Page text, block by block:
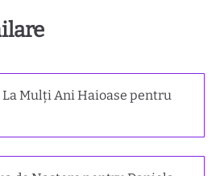
La Mulți Ani Haioase pentru